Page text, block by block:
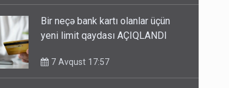
Bir neçə bank kartı olanlar üçün
yeni limit qaydası AÇIQLANDI
7 Avqust 17:57